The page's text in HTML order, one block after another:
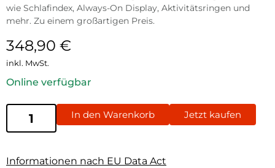
wie Schlafindex, Always-On Display, Aktivitätsringen und
mehr. Zu einem großartigen Preis.
348,90 €
inkl. MwSt.
Online verfügbar
In den Warenkorb Jetzt kaufen
Informationen nach EU Data Act